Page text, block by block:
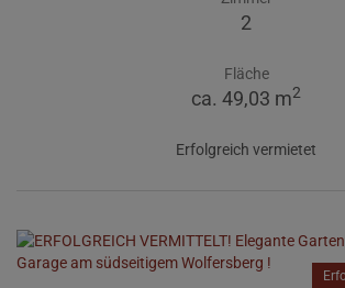
2
Fläche
ca. 49,03 m2
Erfolgreich vermietet